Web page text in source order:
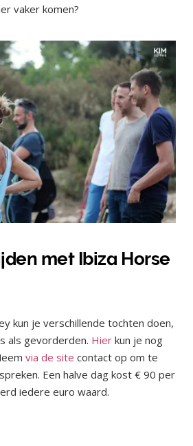
vaker komen?
met Ibiza Horse
kun je verschillende tochten doen,
als gevorderden. Hier kun je nog
via de site contact op om te
Een halve dag kost € 90 per
iedere euro waard.